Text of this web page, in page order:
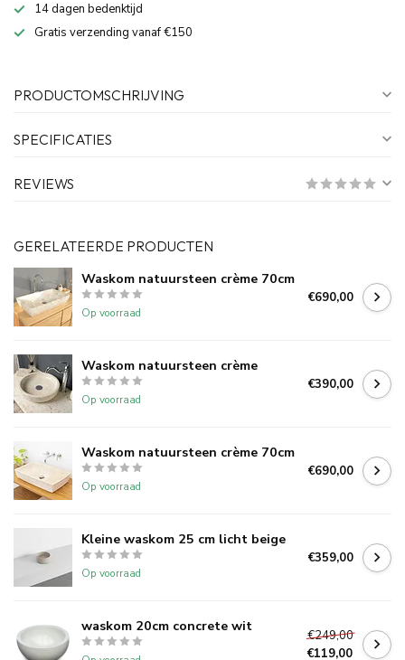
14 dagen bedenktijd
Gratis verzending vanaf €150
PRODUCTOMSCHRIJVING
SPECIFICATIES
REVIEWS
GERELATEERDE PRODUCTEN
Waskom natuursteen crème 70cm
Op voorraad
€690,00
Waskom natuursteen crème
Op voorraad
€390,00
Waskom natuursteen crème 70cm
Op voorraad
€690,00
Kleine waskom 25 cm licht beige
Op voorraad
€359,00
waskom 20cm concrete wit
€249,00
€119,00